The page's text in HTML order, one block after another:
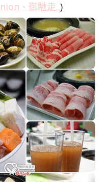
、御馳走..)